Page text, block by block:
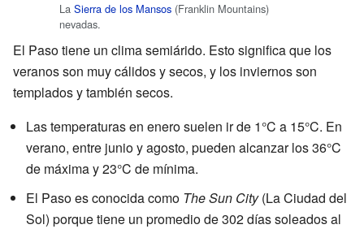
La Sierra de los Mansos (Franklin Mountains)
nevadas.
El Paso tiene un clima semiárido. Esto significa que los
veranos son muy cálidos y secos, y los inviernos son
templados y también secos.
Las temperaturas en enero suelen ir de 1°C a 15°C. En
verano, entre junio y agosto, pueden alcanzar los 36°C
de máxima y 23°C de mínima.
El Paso es conocida como The Sun City(La Ciudad del
Sol) porque tiene un promedio de 302 días soleados al